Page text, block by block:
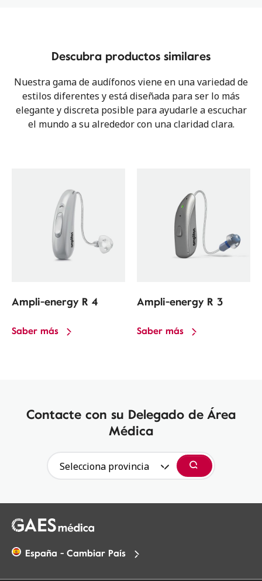
Descubra productos similares
Nuestra gama de audífonos viene en una variedad de
estilos diferentes y está diseñada para ser lo más
elegante y discreta posible para ayudarle a escuchar
el mundo a su alrededor con una claridad clara.
Ampli-energy R 4
Saber más
Ampli-energy R 3
Saber más
Contacte con su Delegado de Área
Médica
Selecciona provincia
Buscar
España - Cambiar País